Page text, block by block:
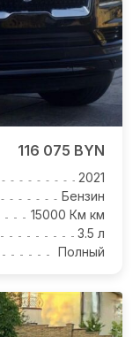
116 075 BYN
2021
Бензин
15000 Км км
3.5 л
Полный